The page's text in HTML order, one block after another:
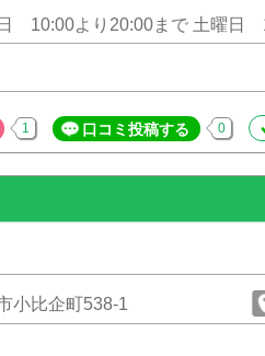
10:00より20:00まで 土曜日
1 口コミ投稿する 0
小比企町538-1